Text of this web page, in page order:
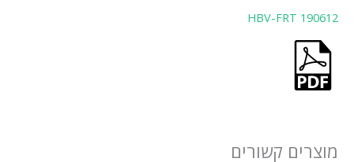
HBV-FRT 190612
מוצרים קשורים